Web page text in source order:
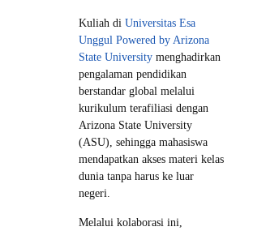
Kuliah di Universitas Esa
Unggul Powered by Arizona
State University menghadirkan
pengalaman pendidikan
berstandar global melalui
kurikulum terafiliasi dengan
Arizona State University
(ASU), sehingga mahasiswa
mendapatkan akses materi kelas
dunia tanpa harus ke luar
negeri.
Melalui kolaborasi ini,